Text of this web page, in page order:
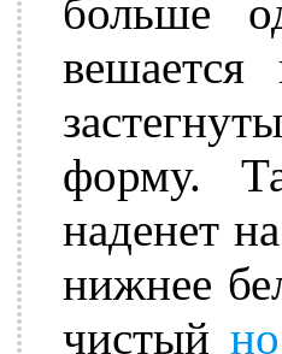
больше
форму.
наденет
нижнее
чистый